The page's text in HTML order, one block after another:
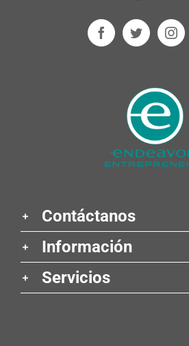
Contáctanos
Información
Servicios